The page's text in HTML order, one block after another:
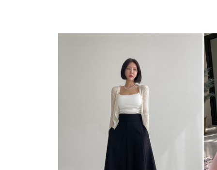
사
장바구니에 상품이
다른 고객들이 구매
다바걸, 이 상품은